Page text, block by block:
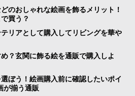
のおしゃれな絵画を飾るメリット！
買う？
リアとして購入してリビングを華や
？玄関に飾る絵を通販で購入しよ
ぼう！絵画購入前に確認したいポイ
が揃う通販